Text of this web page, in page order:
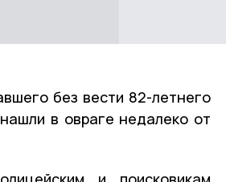
без вести 82-летнего
в овраге недалеко от